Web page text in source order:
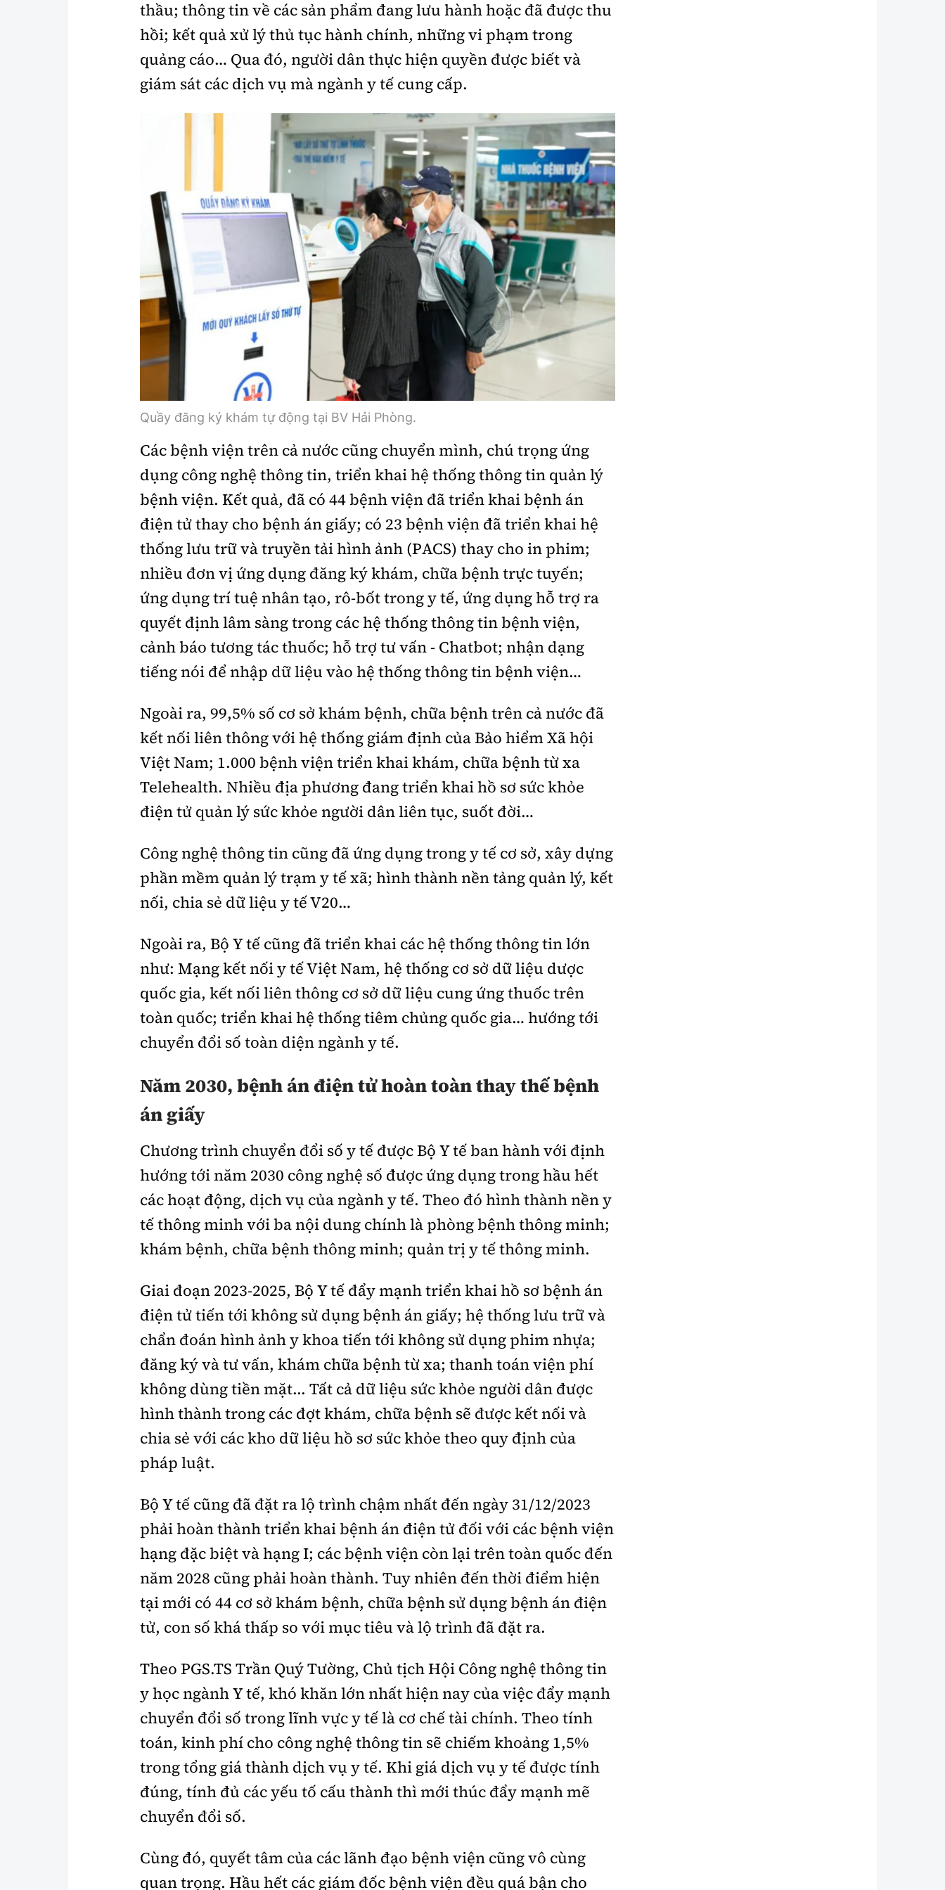
Lao động - Công đoàn
Showbiz
Điện ảnh
Âm nhạc
Bình luận
Hậu trường sao
360 độ thể thao
Sản phẩm mới
AI
Thế giới giao thông
Thế giới xây dựng
Lối sống
Thời sự
Khám phá
Camera giao thông
Câu chuyện giao thông
Lăng kính xây dựng
Giải trí - Thể thao
thầu; thông tin về các sản phẩm đang lưu hành hoặc đã được thu
hồi; kết quả xử lý thủ tục hành chính, những vi phạm trong
quảng cáo… Qua đó, người dân thực hiện quyền được biết và
giám sát các dịch vụ mà ngành y tế cung cấp.
Quầy đăng ký khám tự động tại BV Hải Phòng.
Các bệnh viện trên cả nước cũng chuyển mình, chú trọng ứng
dụng công nghệ thông tin, triển khai hệ thống thông tin quản lý
bệnh viện. Kết quả, đã có 44 bệnh viện đã triển khai bệnh án
điện tử thay cho bệnh án giấy; có 23 bệnh viện đã triển khai hệ
thống lưu trữ và truyền tải hình ảnh (PACS) thay cho in phim;
nhiều đơn vị ứng dụng đăng ký khám, chữa bệnh trực tuyến;
ứng dụng trí tuệ nhân tạo, rô-bốt trong y tế, ứng dụng hỗ trợ ra
quyết định lâm sàng trong các hệ thống thông tin bệnh viện,
cảnh báo tương tác thuốc; hỗ trợ tư vấn - Chatbot; nhận dạng
tiếng nói để nhập dữ liệu vào hệ thống thông tin bệnh viện…
Ngoài ra, 99,5% số cơ sở khám bệnh, chữa bệnh trên cả nước đã
kết nối liên thông với hệ thống giám định của Bảo hiểm Xã hội
Việt Nam; 1.000 bệnh viện triển khai khám, chữa bệnh từ xa
Telehealth. Nhiều địa phương đang triển khai hồ sơ sức khỏe
điện tử quản lý sức khỏe người dân liên tục, suốt đời…
Công nghệ thông tin cũng đã ứng dụng trong y tế cơ sở, xây dựng
phần mềm quản lý trạm y tế xã; hình thành nền tảng quản lý, kết
nối, chia sẻ dữ liệu y tế V20…
Ngoài ra, Bộ Y tế cũng đã triển khai các hệ thống thông tin lớn
như: Mạng kết nối y tế Việt Nam, hệ thống cơ sở dữ liệu dược
quốc gia, kết nối liên thông cơ sở dữ liệu cung ứng thuốc trên
toàn quốc; triển khai hệ thống tiêm chủng quốc gia… hướng tới
chuyển đổi số toàn diện ngành y tế.
Năm 2030, bệnh án điện tử hoàn toàn thay thế bệnh
án giấy
Chương trình chuyển đổi số y tế được Bộ Y tế ban hành với định
hướng tới năm 2030 công nghệ số được ứng dụng trong hầu hết
các hoạt động, dịch vụ của ngành y tế. Theo đó hình thành nền y
tế thông minh với ba nội dung chính là phòng bệnh thông minh;
khám bệnh, chữa bệnh thông minh; quản trị y tế thông minh.
Giai đoạn 2023-2025, Bộ Y tế đẩy mạnh triển khai hồ sơ bệnh án
điện tử tiến tới không sử dụng bệnh án giấy; hệ thống lưu trữ và
chẩn đoán hình ảnh y khoa tiến tới không sử dụng phim nhựa;
đăng ký và tư vấn, khám chữa bệnh từ xa; thanh toán viện phí
không dùng tiền mặt... Tất cả dữ liệu sức khỏe người dân được
hình thành trong các đợt khám, chữa bệnh sẽ được kết nối và
chia sẻ với các kho dữ liệu hồ sơ sức khỏe theo quy định của
pháp luật.
Bộ Y tế cũng đã đặt ra lộ trình chậm nhất đến ngày 31/12/2023
phải hoàn thành triển khai bệnh án điện tử đối với các bệnh viện
hạng đặc biệt và hạng I; các bệnh viện còn lại trên toàn quốc đến
năm 2028 cũng phải hoàn thành. Tuy nhiên đến thời điểm hiện
tại mới có 44 cơ sở khám bệnh, chữa bệnh sử dụng bệnh án điện
tử, con số khá thấp so với mục tiêu và lộ trình đã đặt ra.
Theo PGS.TS Trần Quý Tường, Chủ tịch Hội Công nghệ thông tin
y học ngành Y tế, khó khăn lớn nhất hiện nay của việc đẩy mạnh
chuyển đổi số trong lĩnh vực y tế là cơ chế tài chính. Theo tính
toán, kinh phí cho công nghệ thông tin sẽ chiếm khoảng 1,5%
trong tổng giá thành dịch vụ y tế. Khi giá dịch vụ y tế được tính
đúng, tính đủ các yếu tố cấu thành thì mới thúc đẩy mạnh mẽ
chuyển đổi số.
Cùng đó, quyết tâm của các lãnh đạo bệnh viện cũng vô cùng
quan trọng. Hầu hết các giám đốc bệnh viện đều quá bận cho